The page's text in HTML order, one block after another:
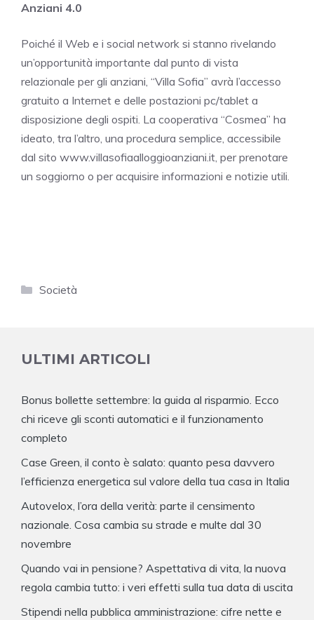
Anziani 4.0
Poiché il Web e i social network si stanno rivelando
un’opportunità importante dal punto di vista
relazionale per gli anziani, “Villa Sofia” avrà l’accesso
gratuito a Internet e delle postazioni pc/tablet a
disposizione degli ospiti. La cooperativa “Cosmea” ha
ideato, tra l’altro, una procedura semplice, accessibile
dal sito www.villasofiaalloggioanziani.it, per prenotare
un soggiorno o per acquisire informazioni e notizie utili.
Categorie
Società
ULTIMI ARTICOLI
Bonus bollette settembre: la guida al risparmio. Ecco
chi riceve gli sconti automatici e il funzionamento
completo
Case Green, il conto è salato: quanto pesa davvero
l’efficienza energetica sul valore della tua casa in Italia
Autovelox, l’ora della verità: parte il censimento
nazionale. Cosa cambia su strade e multe dal 30
novembre
Quando vai in pensione? Aspettativa di vita, la nuova
regola cambia tutto: i veri effetti sulla tua data di uscita
Stipendi nella pubblica amministrazione: cifre nette e